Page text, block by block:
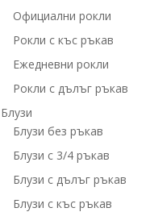
Официални рокли
Рокли с къс ръкав
Ежедневни рокли
Рокли с дълъг ръкав
Блузи
Блузи без ръкав
Блузи с 3/4 ръкав
Блузи с дълъг ръкав
Блузи с къс ръкав